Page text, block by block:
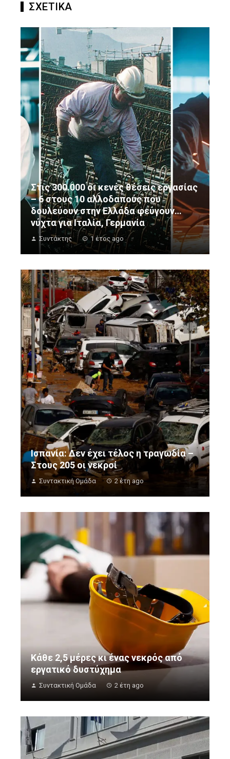
ΣΧΕΤΙΚΑ
Στις 300.000 οι κενές θέσεις εργασίας
– 6 στους 10 αλλοδαπούς που
δουλεύουν στην Ελλάδα φεύγουν…
νύχτα για Ιταλία, Γερμανία
Συντάκτης 1 έτος ago
Ισπανία: Δεν έχει τέλος η τραγωδία –
Στους 205 οι νεκροί
Συντακτική Ομάδα 2 έτη ago
Κάθε 2,5 μέρες κι ένας νεκρός από
εργατικό δυστύχημα
Συντακτική Ομάδα 2 έτη ago